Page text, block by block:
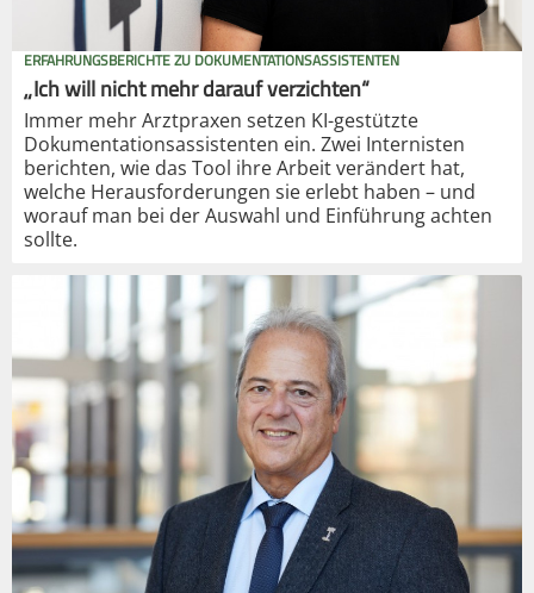
ERFAHRUNGSBERICHTE ZU DOKUMENTATIONSASSISTENTEN
„Ich will nicht mehr darauf verzichten“
Immer mehr Arztpraxen setzen KI-gestützte
Dokumentationsassistenten ein. Zwei Internisten
berichten, wie das Tool ihre Arbeit verändert hat,
welche Herausforderungen sie erlebt haben – und
worauf man bei der Auswahl und Einführung achten
sollte.